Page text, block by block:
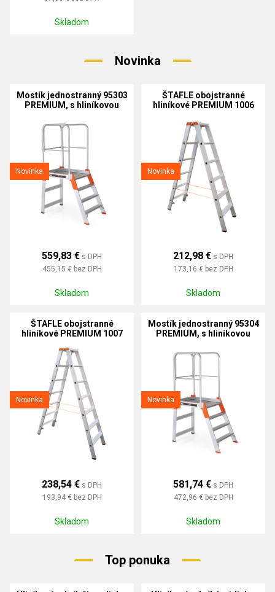
Skladom
Novinka
Mostík jednostranný 95303
PREMIUM, s hliníkovou
Novinka
559,83 € s DPH
455,15 € bez DPH
Skladom
ŠTAFLE obojstranné
hliníkové PREMIUM 1006
Novinka
212,98 € s DPH
173,16 € bez DPH
Skladom
ŠTAFLE obojstranné
hliníkové PREMIUM 1007
Novinka
238,54 € s DPH
193,94 € bez DPH
Skladom
Mostík jednostranný 95304
PREMIUM, s hliníkovou
Novinka
581,74 € s DPH
472,96 € bez DPH
Skladom
Top ponuka